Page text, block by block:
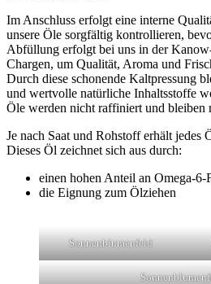
Im Anschluss erfolgt eine interne
unsere Öle sorgfältig kontrollieren,
Abfüllung erfolgt bei uns in der
Chargen, um Qualität, Aroma und
Durch diese schonende Kaltpressung
und wertvolle natürliche Inhaltsstoffe
Öle werden nicht raffiniert und bleiben
Je nach Saat und Rohstoff erhält jedes
Dieses Öl zeichnet sich aus durch:
einen hohen Anteil an Omega-6-
die Eignung zum Ölziehen
Sonnenblumenfeld